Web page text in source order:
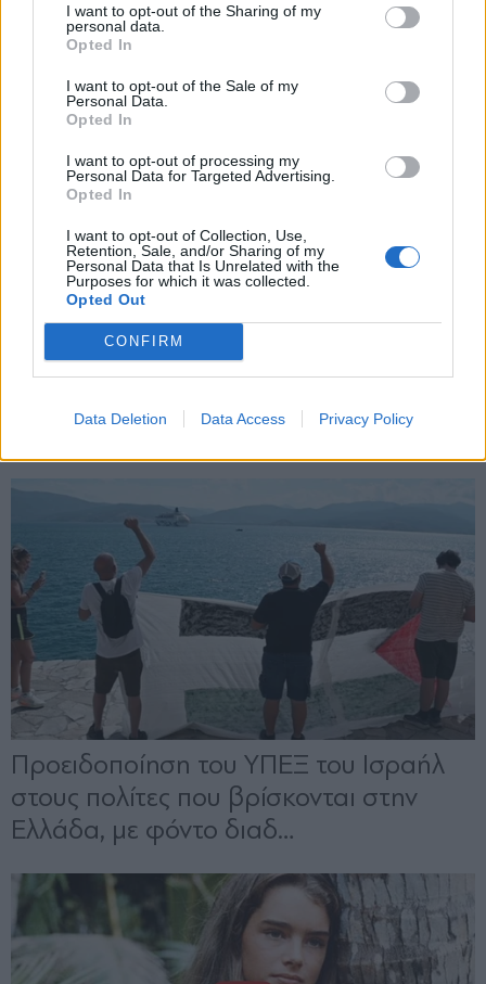
I want to opt-out of the Sharing of my
personal data.
Opted In
I want to opt-out of the Sale of my
Personal Data.
Opted In
I want to opt-out of processing my
Personal Data for Targeted Advertising.
Opted In
I want to opt-out of Collection, Use,
Retention, Sale, and/or Sharing of my
Personal Data that Is Unrelated with the
Purposes for which it was collected.
Opted Out
CONFIRM
Data Deletion Data Access Privacy Policy
Αποδέχομαι τους
και την πολιτική απορρήτου
X